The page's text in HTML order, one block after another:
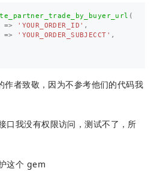
(
=> 'YOUR_ORDER_ID' ,
=> 'YOUR_ORDER_SUBJECCT' ,
者致敬，因为不参考他们的代码我
口我没有权限访问，测试不了，所
这个 gem